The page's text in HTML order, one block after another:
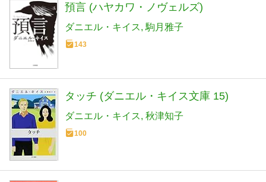
預言 (ハヤカワ・ノヴェルズ)
ダニエル・キイス 駒月雅子
143
タッチ (ダニエル・キイス文庫 15)
ダニエル・キイス 秋津知子
100